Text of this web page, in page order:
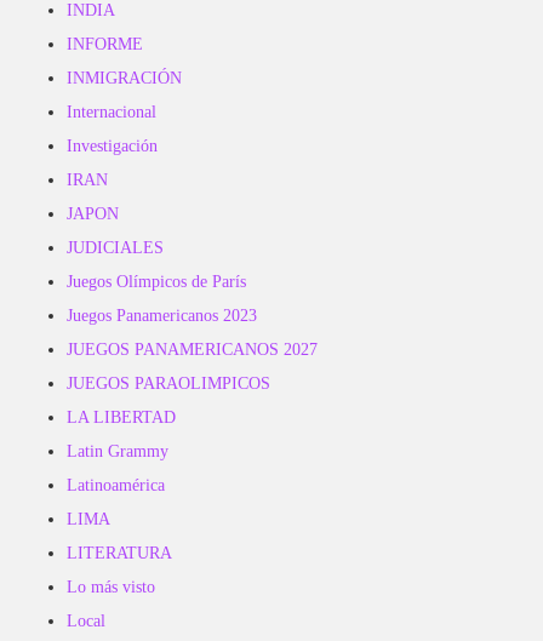
INDIA
INFORME
INMIGRACIÓN
Internacional
Investigación
IRAN
JAPON
JUDICIALES
Juegos Olímpicos de París
Juegos Panamericanos 2023
JUEGOS PANAMERICANOS 2027
JUEGOS PARAOLIMPICOS
LA LIBERTAD
Latin Grammy
Latinoamérica
LIMA
LITERATURA
Lo más visto
Local